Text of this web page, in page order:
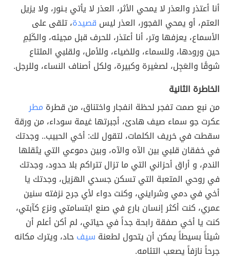
أنا أعتذر والعذر لا يمحي الأثر، العذر لا يأتي بـنور، ولا يزيل
العتم، أو يمحي الفجور، العذر ليس قصيدة، تلقى على
الأسماع، يعزفها وتر، أنا أعتذر، للحرف قبل مجيئه، والكَلِمِ
حين ورودها، وللسماء، وللضياء، وللأمل، ولقلبي الملتاع
شوقًا والعَجِل، لصغيرة وكبيرة، ولكل أصناف النساء، وللرجل.
الخاطرة الثانية
من نبع صمت تفجر لحظة انفجار واختناق، من قطرة مطر
عكرت جو سماء صيف هادئ، أجبرتها غيمة سوداء، من ورقة
سقطت في خريف الكلمات، لتقول لك: أخي الحبيب.. وجدتك
في خفقان قلبي بين الآه والآه، وبين دموعي التي يثقلها
الندم، و أراق أحزاني التي ما تزال تتراكم بلا حدود، وجدتك
في روحي المتعبة التي تسكن جسدي الهزيل، وجدتك يا
أخي في دمي وشرايني، وكنت دواء لأي جرح نزفته سنين
عمري، كنت أكثر إنسان بارع في صنع ابتسامتي ونزع كآبتي،
كنت يا أخي صفقة رابحة جداً في حياتي، لم أكن أعلم أن
شيئاً بسيطاً يمكن أن يتحول لطعنة سيفحاد، ويترك مكانه
جرحاً نازفاً يصعب التئامه.